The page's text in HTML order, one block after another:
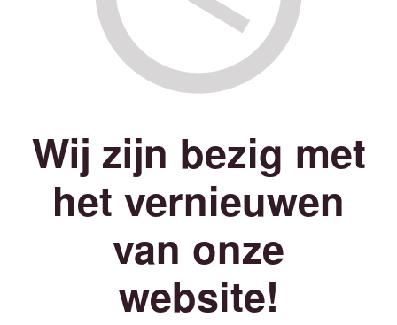
Wij zijn bezig met
het vernieuwen
van onze
website!